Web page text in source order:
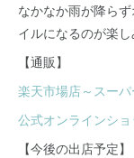
なかなか雨が降ら
イルになるのが楽し
【通販】
楽天市場店～スー
公式オンラインシ
【今後の出店予定】